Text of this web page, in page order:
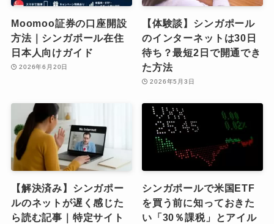
Moomoo証券の口座開設
方法｜シンガポール在住
日本人向けガイド
2026年6月20日
【体験談】シンガポール
のインターネットは30日
待ち？最短2日で開通でき
た方法
2026年5月3日
【解決済み】シンガポー
ルのネットが遅く感じた
ら読む記事｜特定サイト
シンガポールで米国ETF
を買う前に知っておきた
い「30％課税」とアイル